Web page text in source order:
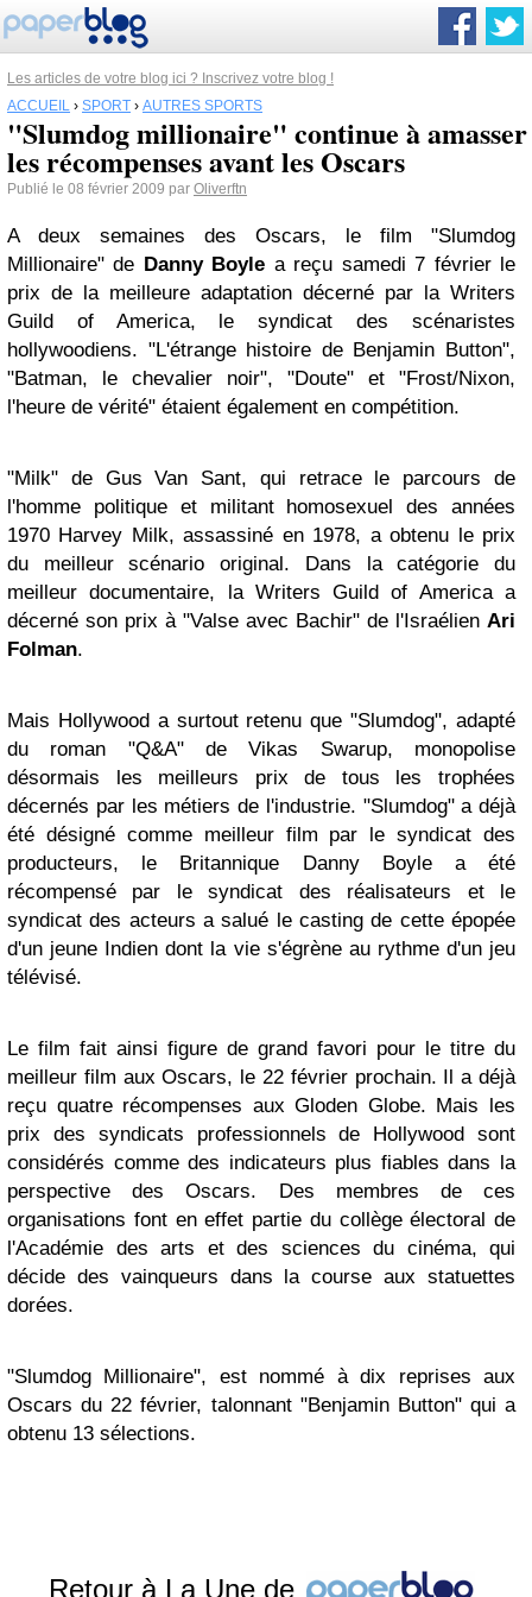
Les articles de votre blog ici ? Inscrivez votre blog !
ACCUEIL › SPORT › AUTRES SPORTS
"Slumdog millionaire" continue à amasser
les récompenses avant les Oscars
Publié le 08 février 2009 par Oliverftn
A deux semaines des Oscars, le film "Slumdog
Millionaire" de Danny Boyle a reçu samedi 7 février le
prix de la meilleure adaptation décerné par la Writers
Guild of America, le syndicat des scénaristes
hollywoodiens. "L'étrange histoire de Benjamin Button",
"Batman, le chevalier noir", "Doute" et "Frost/Nixon,
l'heure de vérité" étaient également en compétition.
"Milk" de Gus Van Sant, qui retrace le parcours de
l'homme politique et militant homosexuel des années
1970 Harvey Milk, assassiné en 1978, a obtenu le prix
du meilleur scénario original. Dans la catégorie du
meilleur documentaire, la Writers Guild of America a
décerné son prix à "Valse avec Bachir" de l'Israélien Ari
Folman.
Mais Hollywood a surtout retenu que "Slumdog", adapté
du roman "Q&A" de Vikas Swarup, monopolise
désormais les meilleurs prix de tous les trophées
décernés par les métiers de l'industrie. "Slumdog" a déjà
été désigné comme meilleur film par le syndicat des
producteurs, le Britannique Danny Boyle a été
récompensé par le syndicat des réalisateurs et le
syndicat des acteurs a salué le casting de cette épopée
d'un jeune Indien dont la vie s'égrène au rythme d'un jeu
télévisé.
Le film fait ainsi figure de grand favori pour le titre du
meilleur film aux Oscars, le 22 février prochain. Il a déjà
reçu quatre récompenses aux Gloden Globe. Mais les
prix des syndicats professionnels de Hollywood sont
considérés comme des indicateurs plus fiables dans la
perspective des Oscars. Des membres de ces
organisations font en effet partie du collège électoral de
l'Académie des arts et des sciences du cinéma, qui
décide des vainqueurs dans la course aux statuettes
dorées.
"Slumdog Millionaire", est nommé à dix reprises aux
Oscars du 22 février, talonnant "Benjamin Button" qui a
obtenu 13 sélections.
Retour à La Une de